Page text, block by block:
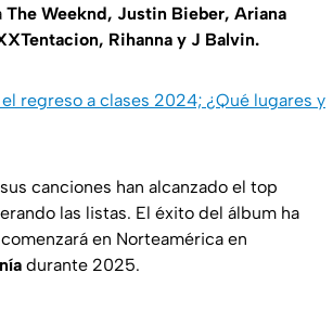
The Weeknd, Justin Bieber, Ariana
Rihanna y J Balvin.
regreso a clases 2024; ¿Qué lugares y
canciones han alcanzado el top
las listas. El éxito del álbum ha
en Norteamérica en
durante 2025.